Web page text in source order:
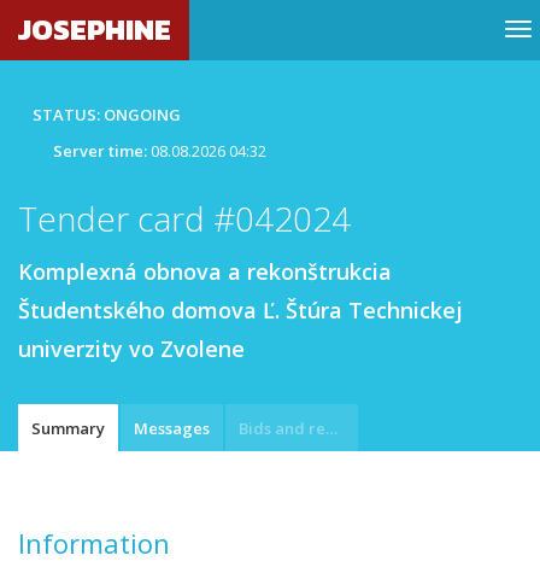
JOSEPHINE
STATUS: ONGOING
Server time:08.08.2026 04:32
Tender card #042024
Komplexná obnova a rekonštrukcia
Študentského domova Ľ. Štúra Technickej
univerzity vo Zvolene
Summary Messages Bids and requests
Information